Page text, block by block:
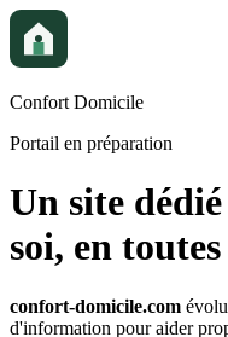
Confort Domicile
Portail en préparation
Un site
soi, en
confort-domicile.com
d'information pour aider